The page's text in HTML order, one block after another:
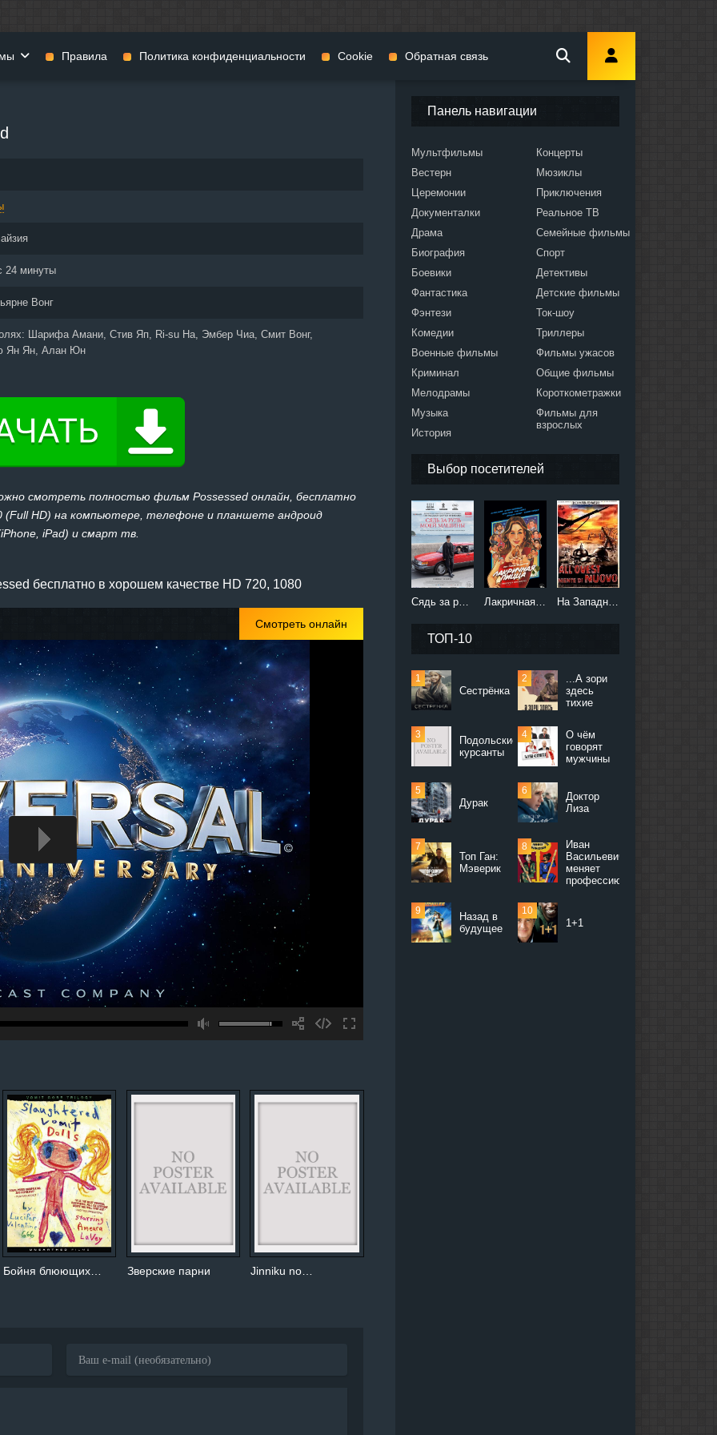
24 минуты
Вонг
Шарифа Амани, Стив Яп, Ri-su Ha, Эмбер Чиа, Смит Вонг,
Ян Ян, Алан Юн
смотреть полностью фильм Possessed онлайн, бесплатно
(Full HD) на компьютере, телефоне и планшете андроид
iPad) и смарт тв.
бесплатно в хорошем качестве HD 720, 1080
Смотреть онлайн
Бойня блюющих… Зверские парни Jinniku no…
Панель навигации
Мультфильмы
Вестерн
Церемонии
Документалки
Драма
Биография
Боевики
Фантастика
Фэнтези
Комедии
Военные фильмы
Криминал
Мелодрамы
Музыка
История
Концерты
Мюзиклы
Приключения
Реальное ТВ
Семейные фильмы
Спорт
Детективы
Детские фильмы
Ток-шоу
Триллеры
Фильмы ужасов
Общие фильмы
Короткометражки
Фильмы для
взрослых
Выбор посетителей
Сядь за руль моей машины (2021) Лакричная пицца (2021) На Западном фронте без перемен (2022)
ТОП-10
Сестрёнка
...А зори
здесь
тихие
Подольские
курсанты
О чём
говорят
мужчины
Дурак
Доктор
Лиза
Топ Ган:
Мэверик
Иван
Васильевич
меняет
профессию
Назад в
будущее
1+1
Правила Политика конфиденциальности Cookie Обратная связь